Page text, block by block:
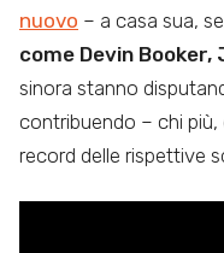
nuovo – a casa sua,
come Devin
sinora stanno
contribuendo – chi
record delle rispettive